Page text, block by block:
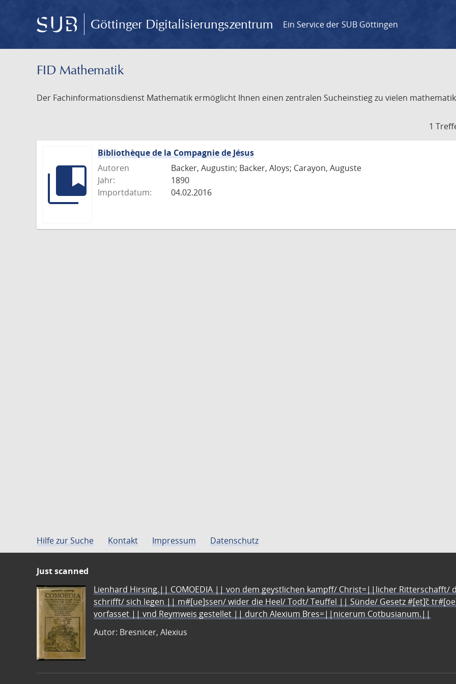
Göttinger Digitalisierungszentrum Ein Service der SUB Göttingen
FID Mathematik
Der Fachinformationsdienst Mathematik ermöglicht Ihnen einen zentralen Sucheinstieg zu vielen
1
Bibliothèque de la Compagnie de Jésus
Autoren
Backer, Augustin; Backer, Aloys; Carayon, Auguste
Jahr:
1890
Importdatum:
04.02.2016
Hilfe zur Suche Kontakt Impressum Datenschutz
Just scanned
Lienhard Hirsing.|| COMOEDIA || von dem geystlichen kampff/ Christ=||licher Ritterschafft/
schrifft/ sich legen || m#[ue]ssen/ wider die Heel/ Todt/ Teuffel || Sünde/ Gesetz #[et]c̃
vorfasset || vnd Reymweis gestellet || durch Alexium Bres=||nicerum Cotbusianum.||
Autor: Bresnicer, Alexius